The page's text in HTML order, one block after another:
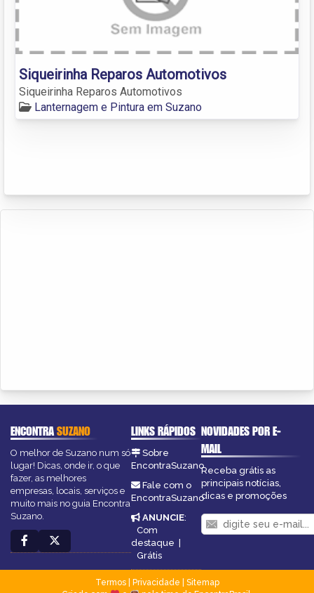
Siqueirinha Reparos Automotivos
Siqueirinha Reparos Automotivos
Lanternagem e Pintura em Suzano
ENCONTRASUZANO
O melhor de Suzano num só
lugar! Dicas, onde ir, o que
fazer, as melhores
empresas, locais, serviços e
muito mais no guia Encontra
Suzano.
LINKS RÁPIDOS
Sobre
EncontraSuzano
Fale com o
EncontraSuzano
ANUNCIE:
Com
destaque |
Grátis
NOVIDADES POR E-
MAIL
Receba grátis as
principais notícias,
dicas e promoções
Termos| Privacidade
Sitemap